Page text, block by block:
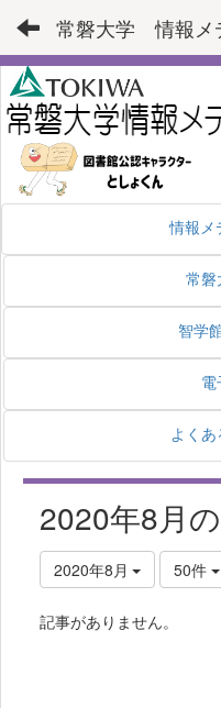
常磐大学 情報メ
情報メ
常磐
智学
電
よく
2020年8月
2020年8月 50件
記事がありません。